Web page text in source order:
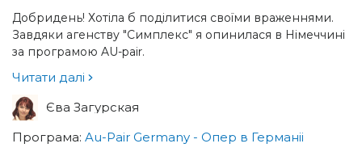
Добридень! Хотіла б поділитися своїми враженнями.
Завдяки агенству "Симплекс" я опинилася в Німеччині
за програмою AU-pair.
Читати далі
Єва Загурская
Програма: Au-Pair Germany - Опер в Германіі